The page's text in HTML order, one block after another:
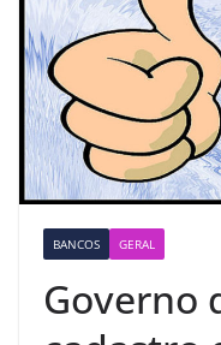
BANCOS GERAL
Governo